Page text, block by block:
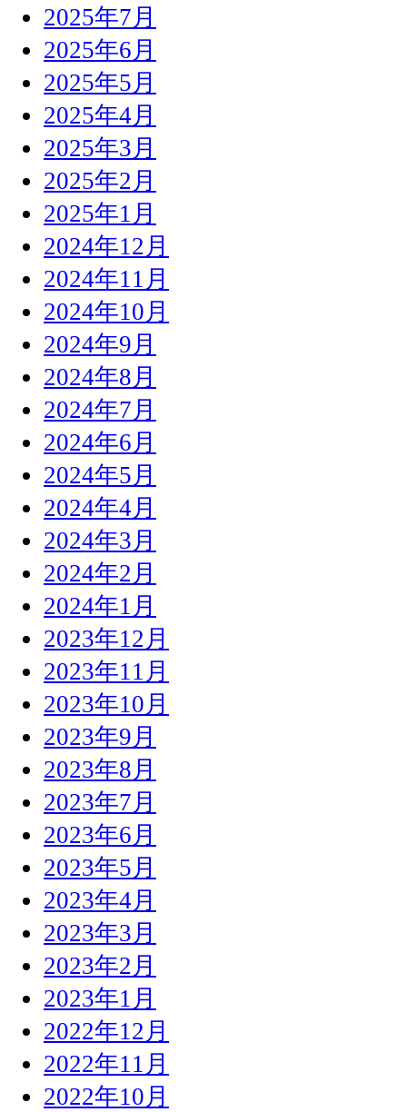
2025年7月
2025年6月
2025年5月
2025年4月
2025年3月
2025年2月
2025年1月
2024年12月
2024年11月
2024年10月
2024年9月
2024年8月
2024年7月
2024年6月
2024年5月
2024年4月
2024年3月
2024年2月
2024年1月
2023年12月
2023年11月
2023年10月
2023年9月
2023年8月
2023年7月
2023年6月
2023年5月
2023年4月
2023年3月
2023年2月
2023年1月
2022年12月
2022年11月
2022年10月